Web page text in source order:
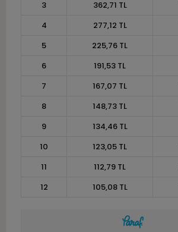
3 362,71 TL
4
277,12 TL
5
225,76 TL
6
191,53 TL
7
167,07 TL
8
148,73 TL
9
134,46 TL
10
123,05 TL
11
112,79 TL
12
105,08 TL